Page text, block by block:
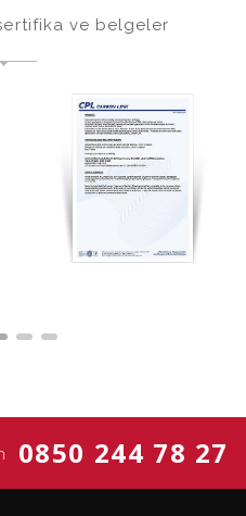
ve belgeler
0850 244 78 27